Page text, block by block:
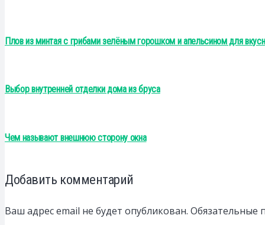
Плов из минтая с грибами зелёным горошком и апельсином для
Выбор внутренней отделки дома из бруса
Чем называют внешнюю сторону окна
Добавить комментарий
Ваш адрес email не будет опубликован. Обязательные